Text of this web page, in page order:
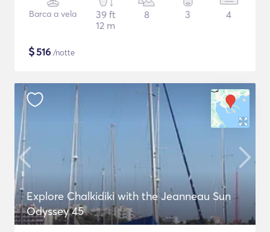
Barca a vela
39 ft
12 m
8 3 4
$516 /notte
Explore Chalkidiki with the Jeanneau Sun
Odyssey 45